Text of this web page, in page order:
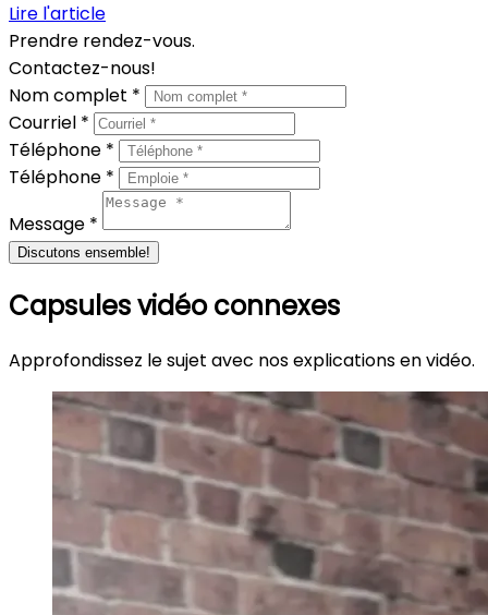
Lire l'article
Prendre rendez-vous.
Contactez-nous!
Nom complet *
Courriel *
Téléphone *
Téléphone *
Message *
Discutons ensemble!
Capsules vidéo connexes
Approfondissez le sujet avec nos explications en vidéo.